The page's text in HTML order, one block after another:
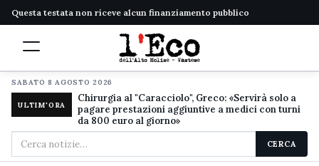
Questa testata non riceve alcun finanziamento pubblico
SABATO 8 AGOSTO 2026
ULTIM'ORA
Chirurgia al "Caracciolo", Greco: «Servirà solo a
pagare prestazioni aggiuntive a medici con turni
da 800 euro al giorno»
Cerca
nel
CERCA